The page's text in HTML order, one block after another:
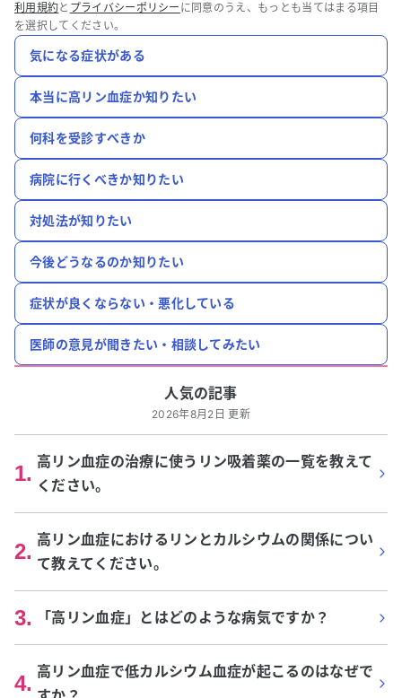
利用規約と プライバシーポリシー に同意のうえ、もっとも当てはまる項目
を選択してください。
気になる症状がある
本当に高リン血症か知りたい
何科を受診すべきか
病院に行くべきか知りたい
対処法が知りたい
今後どうなるのか知りたい
症状が良くならない・悪化している
医師の意見が聞きたい・相談してみたい
人気の記事
2026年8月2日 更新
1. 高リン血症の治療に使うリン吸着薬の一覧を教えて
ください。
2. 高リン血症におけるリンとカルシウムの関係につい
て教えてください。
3. 「高リン血症」とはどのような病気ですか？
4. 高リン血症で低カルシウム血症が起こるのはなぜで